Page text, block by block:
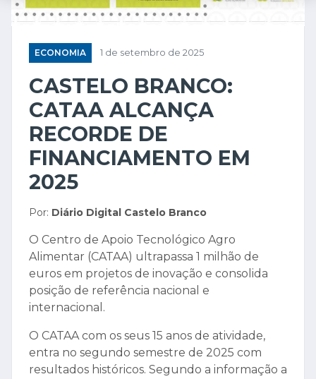
ECONOMIA 1 de setembro de 2025
CASTELO BRANCO:
CATAA ALCANÇA
RECORDE DE
FINANCIAMENTO EM
2025
Por: Diário Digital Castelo Branco
O Centro de Apoio Tecnológico Agro
Alimentar (CATAA) ultrapassa 1 milhão de
euros em projetos de inovação e consolida
posição de referência nacional e
internacional.
O CATAA com os seus 15 anos de atividade,
entra no segundo semestre de 2025 com
resultados históricos. Segundo a informação a